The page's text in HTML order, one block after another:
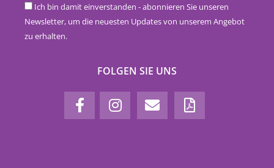
Ich bin damit einverstanden - abonnieren Sie unseren
Newsletter, um die neuesten Updates von unserem Angebot
zu erhalten.
FOLGEN SIE UNS